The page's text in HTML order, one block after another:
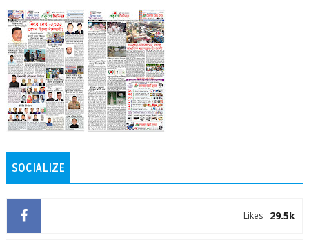
SOCIALIZE
29.5k
Likes